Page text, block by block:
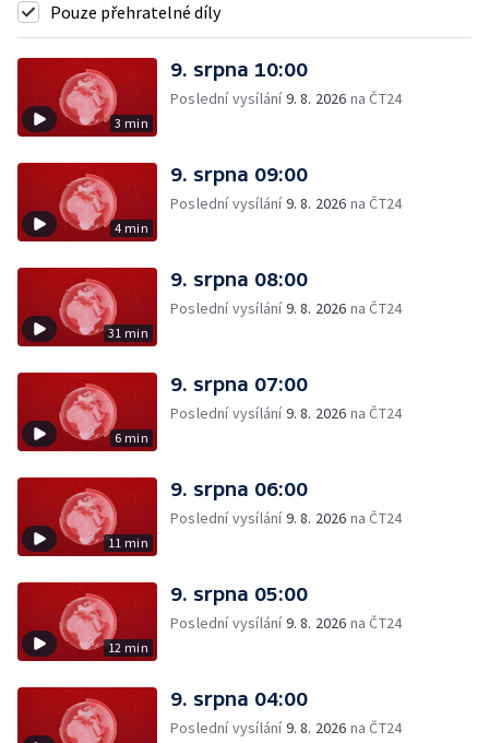
Pouze přehratelné díly
3 min
9. srpna 10:00
Poslední vysílání9. 8. 2026 na ČT24
4 min
9. srpna 09:00
Poslední vysílání9. 8. 2026 na ČT24
31 min
9. srpna 08:00
Poslední vysílání9. 8. 2026 na ČT24
6 min
9. srpna 07:00
Poslední vysílání9. 8. 2026 na ČT24
11 min
9. srpna 06:00
Poslední vysílání9. 8. 2026 na ČT24
12 min
9. srpna 05:00
Poslední vysílání9. 8. 2026 na ČT24
9. srpna 04:00
Poslední vysílání9. 8. 2026 na ČT24